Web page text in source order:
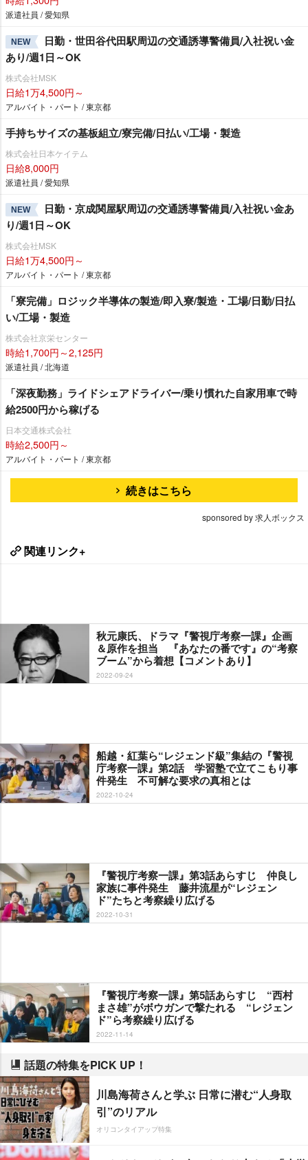
派遣社員 / 愛知県
NEW
日勤・世田谷代田駅周辺の交通誘導警備員/入社祝い金
あり/週1日～OK
株式会社MSK
日給1万4,500円～
アルバイト・パート / 東京都
手持ちサイズの基板組立/寮完備/日払い/工場・製造
株式会社日本ケイテム
日給8,000円
派遣社員 / 愛知県
NEW
日勤・京成関屋駅周辺の交通誘導警備員/入社祝い金あ
り/週1日～OK
株式会社MSK
日給1万4,500円～
アルバイト・パート / 東京都
「寮完備」ロジック半導体の製造/即入寮/製造・工場/日勤/日払
い/工場・製造
株式会社京栄センター
時給1,700円～2,125円
派遣社員 / 北海道
「深夜勤務」ライドシェアドライバー/乗り慣れた自家用車で時
給2500円から稼げる
日本交通株式会社
時給2,500円～
アルバイト・パート / 東京都
続きはこちら
sponsored by 求人ボックス
関連リンク+
秋元康氏、ドラマ『警視庁考察一課』企画
＆原作を担当 『あなたの番です』の“考察
ブーム”から着想【コメントあり】
2022-09-24
船越・紅葉ら“レジェンド級”集結の『警視
庁考察一課』第2話 学習塾で立てこもり事
件発生 不可解な要求の真相とは
2022-10-24
『警視庁考察一課』第3話あらすじ 仲良し
家族に事件発生 藤井流星が“レジェン
ド”たちと考察繰り広げる
2022-10-31
『警視庁考察一課』第5話あらすじ “西村
まさ雄”がボウガンで撃たれる “レジェン
ド”ら考察繰り広げる
2022-11-14
話題の特集をPICK UP！
川島海荷さんと学ぶ 日常に潜む“人身取
引”のリアル
オリコンタイアップ特集